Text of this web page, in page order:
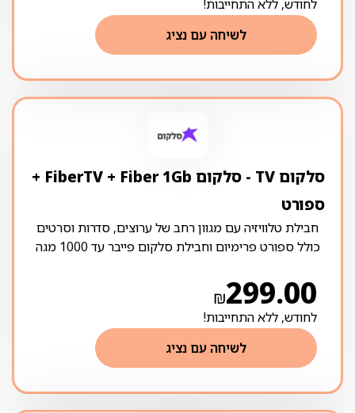
לחודש, ללא התחייבות!
לשיחה עם נציג
סלקום TV ‏- ‏סלקום FiberTV + Fiber 1Gb +
ספורט
חבילת טלוויזיה עם מגוון רחב של ערוצים, סדרות וסרטים
כולל ספורט פרימיום וחבילת סלקום פייבר עד 1000 מגה
₪299.00
לחודש, ללא התחייבות!
לשיחה עם נציג